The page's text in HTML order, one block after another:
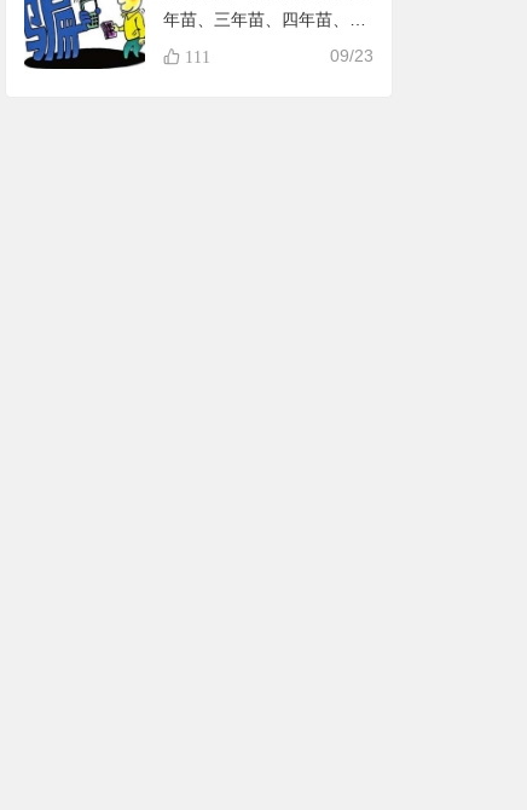
年苗、三年苗、四年苗、五
年苗，教大家怎样避免在淘
111 09/23